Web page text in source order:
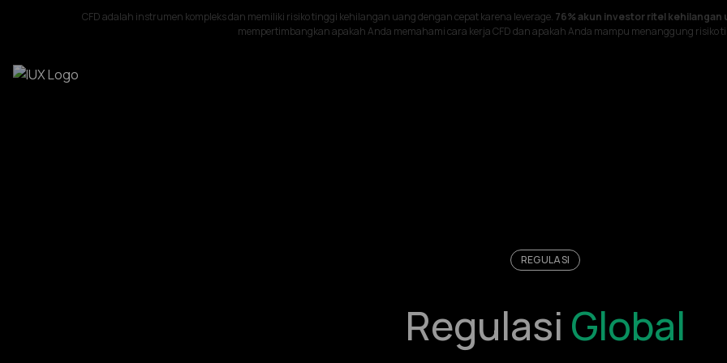
CFD adalah instrumen kompleks dan memiliki risiko tinggi kehilangan uang dengan cepat karena leverage. 76% akun investor ritel kehilangan
mempertimbangkan apakah Anda memahami cara kerja CFD dan apakah Anda mampu menanggung risiko
REGULASI
Regulasi Global